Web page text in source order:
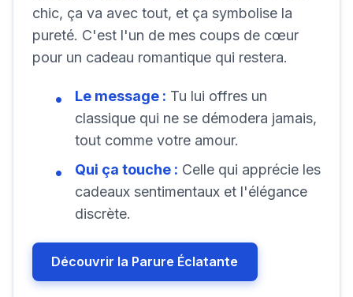
chic, ça va avec tout, et ça symbolise la
pureté. C'est l'un de mes coups de cœur
pour un cadeau romantique qui restera.
Le message : Tu lui offres un
classique qui ne se démodera jamais,
tout comme votre amour.
Qui ça touche : Celle qui apprécie les
cadeaux sentimentaux et l'élégance
discrète.
Découvrir la Parure Éclatante